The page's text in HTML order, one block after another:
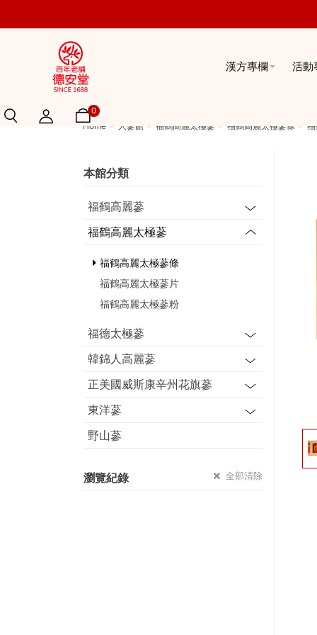
漢方專欄 活動
0
Home 人蔘館 福鶴高麗太極蔘 福鶴高麗太極蔘條
本館分類
福鶴高麗蔘
福鶴高麗太極蔘
福鶴高麗太極蔘條
福鶴高麗太極蔘片
福鶴高麗太極蔘粉
福德太極蔘
韓錦人高麗蔘
正美國威斯康辛州花旗蔘
東洋蔘
野山蔘
瀏覽紀錄 全部清除